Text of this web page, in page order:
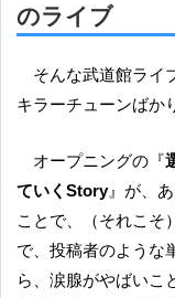
のライブ
そんな武道館ライブは、記事末のセトリにもあるように、
キラーチューンばか
オープニングの『
ていくStory』が、
ことで、（それこそ）
で、投稿者のような
ら、涙腺がやばいこ